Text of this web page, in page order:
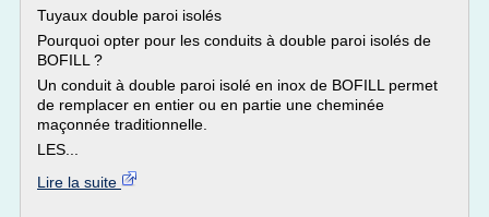
Tuyaux double paroi isolés
Pourquoi opter pour les conduits à double paroi isolés de
BOFILL ?
Un conduit à double paroi isolé en inox de BOFILL permet
de remplacer en entier ou en partie une cheminée
maçonnée traditionnelle.
LES...
Lire la suite